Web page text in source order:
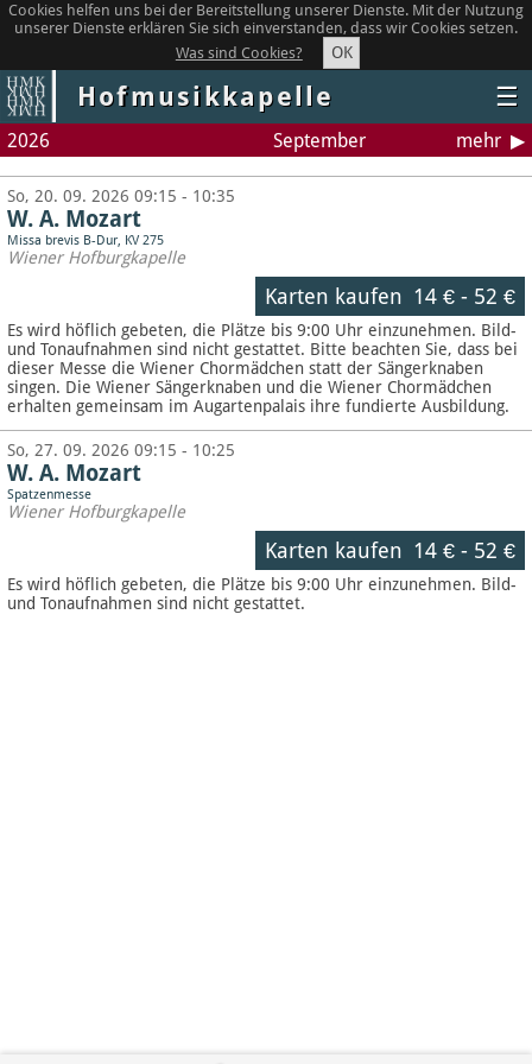
Cookies helfen uns bei der Bereitstellung unserer Dienste. Mit der Nutzung
unserer Dienste erklären Sie sich einverstanden, dass wir Cookies setzen.
Was sind Cookies?
OK
Hofmusikkapelle ☰
2026 September mehr
So, 20. 09. 2026 09:15 - 10:35
W. A. Mozart
Missa brevis B-Dur, KV 275
Wiener Hofburgkapelle
Karten kaufen 14 €- 52 €
Es wird höflich gebeten, die Plätze bis 9:00 Uhr einzunehmen. Bild-
und Tonaufnahmen sind nicht gestattet. Bitte beachten Sie, dass bei
dieser Messe die Wiener Chormädchen statt der Sängerknaben
singen. Die Wiener Sängerknaben und die Wiener Chormädchen
erhalten gemeinsam im Augartenpalais ihre fundierte Ausbildung.
So, 27. 09. 2026 09:15 - 10:25
W. A. Mozart
Spatzenmesse
Wiener Hofburgkapelle
Karten kaufen 14 €- 52 €
Es wird höflich gebeten, die Plätze bis 9:00 Uhr einzunehmen. Bild-
und Tonaufnahmen sind nicht gestattet.